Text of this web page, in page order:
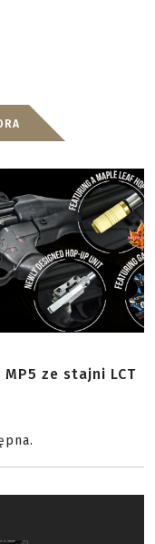
ze stajni LCT